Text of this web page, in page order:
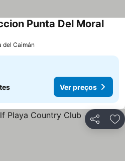
Punta Del Moral
del Caimán
Ver preços
Partilhar